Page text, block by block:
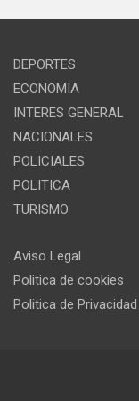
DEPORTES
ECONOMIA
INTERES GENERAL
NACIONALES
POLICIALES
POLITICA
TURISMO
Aviso Legal
Politica de cookies
Politica de Privacidad